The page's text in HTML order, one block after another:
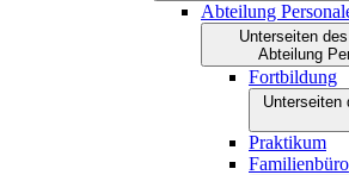
Abteilung
Unterseiten
Abteilung
Fortbildung
Unterseiten
Praktikum
Familienbüro